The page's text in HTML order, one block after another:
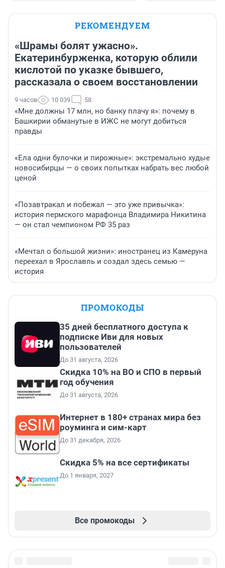
РЕКОМЕНДУЕМ
«Шрамы болят ужасно».
Екатеринбурженка, которую облили
кислотой по указке бывшего,
рассказала о своем восстановлении
9 часов 10 039 58
«Мне должны 17 млн, но банку плачу я»: почему в
Башкирии обманутые в ИЖС не могут добиться
правды
«Ела одни булочки и пирожные»: экстремально худые
новосибирцы — о своих попытках набрать вес любой
ценой
«Позавтракал и побежал — это уже привычка»:
история пермского марафонца Владимира Никитина
— он стал чемпионом РФ 35 раз
«Мечтал о большой жизни»: иностранец из Камеруна
переехал в Ярославль и создал здесь семью —
история
ПРОМОКОДЫ
35 дней бесплатного доступа к
подписке Иви для новых
пользователей
До 31 августа, 2026
Скидка 10% на ВО и СПО в первый
год обучения
До 31 августа, 2026
Интернет в 180+ странах мира без
роуминга и сим-карт
До 31 декабря, 2026
Скидка 5% на все сертификаты
До 1 января, 2027
Все промокоды